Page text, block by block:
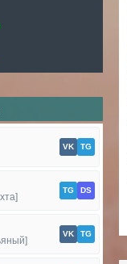
VK TG
TG DS
VK TG